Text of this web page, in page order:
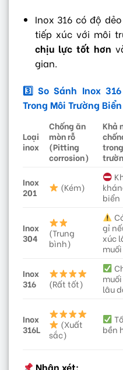
Inox 316 có độ
tiếp xúc với môi
chịu lực tốt hơn
gian.
3️ So Sánh Inox
Trong Môi Trường Biển
Loại
inox
Chống ăn
mòn rỗ
(Pitting
corrosion)
Khả
Inox
201
(Kém)
biển
Inox
304
(Trung
bình)
gỉ
xúc
muối
Inox
316
(Rất tốt)
lâu
Inox
316L
(Xuất
sắc)
bền
Nhận xét: